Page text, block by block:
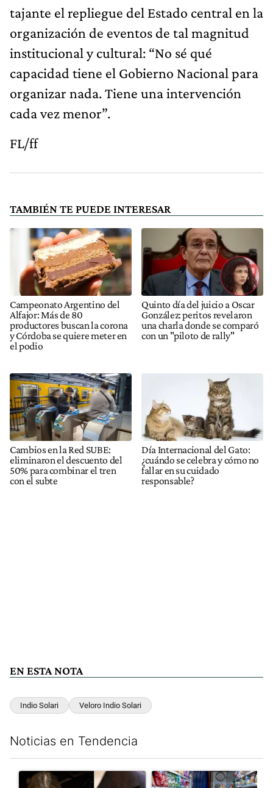
tajante el repliegue del Estado central en la
organización de eventos de tal magnitud
institucional y cultural: “No sé qué
capacidad tiene el Gobierno Nacional para
organizar nada. Tiene una intervención
cada vez menor”.
FL/ff
TAMBIÉN TE PUEDE INTERESAR
Campeonato Argentino del
Alfajor: Más de 80
productores buscan la corona
y Córdoba se quiere meter en
el podio
Quinto día del juicio a Oscar
González: peritos revelaron
una charla donde se comparó
con un "piloto de rally"
Cambios en la Red SUBE:
eliminaron el descuento del
50% para combinar el tren
con el subte
Día Internacional del Gato:
¿cuándo se celebra y cómo no
fallar en su cuidado
responsable?
EN ESTA NOTA
Indio Solari Veloro Indio Solari
Noticias en Tendencia
Un artículo de tendencia con el título ""¿Por quéUn artículo de tendencia con